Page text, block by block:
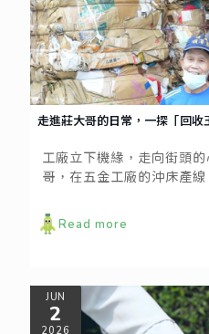
走進莊大哥的日常，一探「回收
工廠立下機緣，走向街頭
哥，在五金工廠的沖床產線
Read more
JUN
2
2026